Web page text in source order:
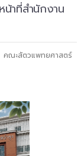
าที่สำนักงาน
คณะสัตวแพทยศาสตร์